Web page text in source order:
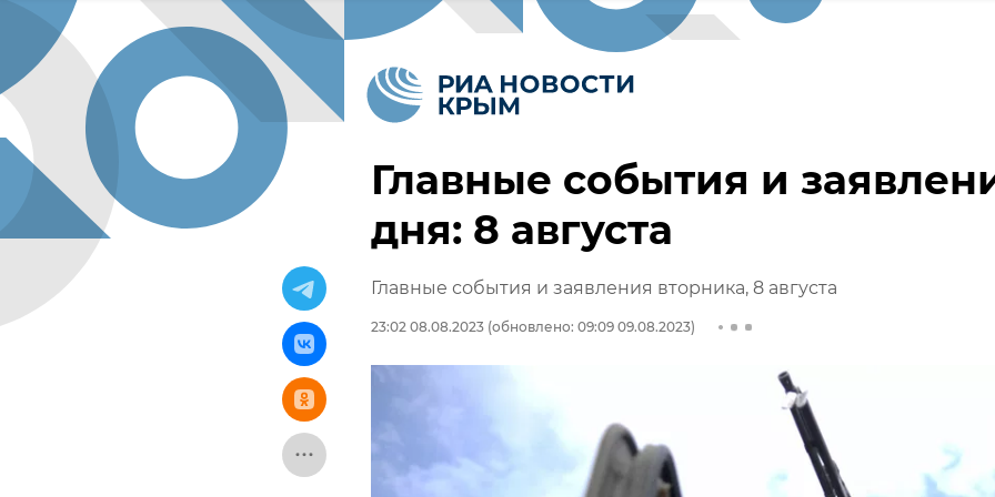
Главные события и
дня: 8 августа
Главные события и заявления вторника, 8 августа
23:02 08.08.2023 (обновлено: 09:09 09.08.2023)